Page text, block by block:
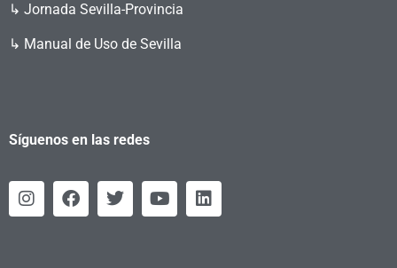
↳ Jornada Sevilla-Provincia
↳ Manual de Uso de Sevilla
Síguenos en las redes